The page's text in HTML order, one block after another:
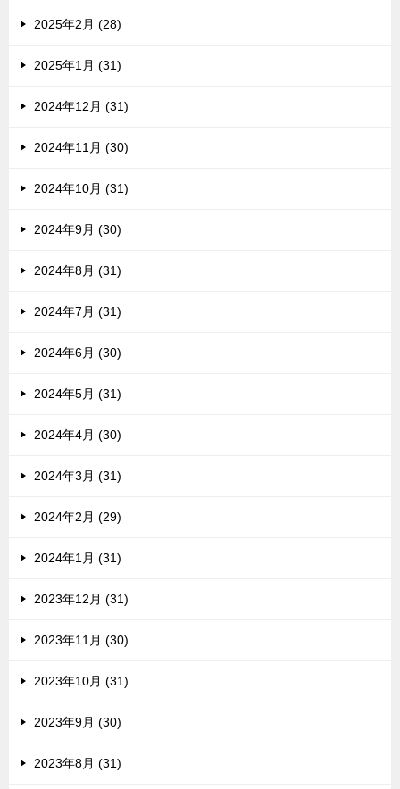
2025年2月 (28)
2025年1月 (31)
2024年12月 (31)
2024年11月 (30)
2024年10月 (31)
2024年9月 (30)
2024年8月 (31)
2024年7月 (31)
2024年6月 (30)
2024年5月 (31)
2024年4月 (30)
2024年3月 (31)
2024年2月 (29)
2024年1月 (31)
2023年12月 (31)
2023年11月 (30)
2023年10月 (31)
2023年9月 (30)
2023年8月 (31)